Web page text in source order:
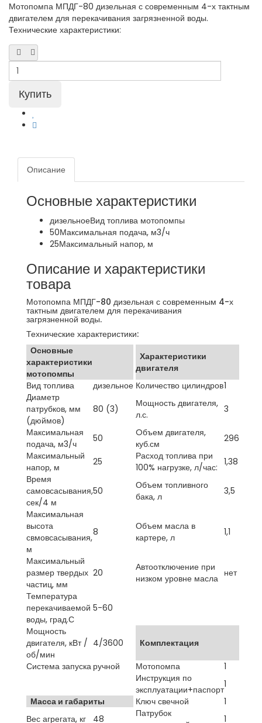
Мотопомпа МПДГ-80 дизельная с современным 4-х тактным
двигателем для перекачивания загрязненной воды.
Технические характеристики:
Описание
Основные характеристики
дизельноеВид топлива мотопомпы
50Максимальная подача, м3/ч
25Максимальный напор, м
Описание и характеристики
товара
Мотопомпа МПДГ-80 дизельная с современным 4-х
тактным двигателем для перекачивания
загрязненной воды.
Технические характеристики:
Основные
характеристики
мотопомпы
Характеристики
двигателя
Вид топлива
дизельное Количество цилиндров1
Диаметр
патрубков, мм
(дюймов)
80 (3)
Мощность двигателя,
л.с.
3
Максимальная
подача, м3/ч
50
Oбъем двигателя,
куб.см
296
Максимальный
напор, м
25
Расход топлива при
100% нагрузке, л/час: 1,38
Время
самовсасывания,
сек/4 м
50
Объем топливного
бака, л
3,5
Максимальная
высота
свмовсасывания,
м
8
Объем масла в
картере, л
1,1
Максимальный
размер твердых
частиц, мм
20
Автоотключение при
низком уровне масла нет
Температура
перекачиваемой
воды, град.С
5-60
Мощность
двигателя, кВт /
об/мин
4/3600
Комплектация
Система запуска ручной Мотопомпа
1
Инструкция по
эксплуатации+паспорт1
Масса и габариты
Ключ свечной
1
Вес агрегата, кг
48
Патрубок
1